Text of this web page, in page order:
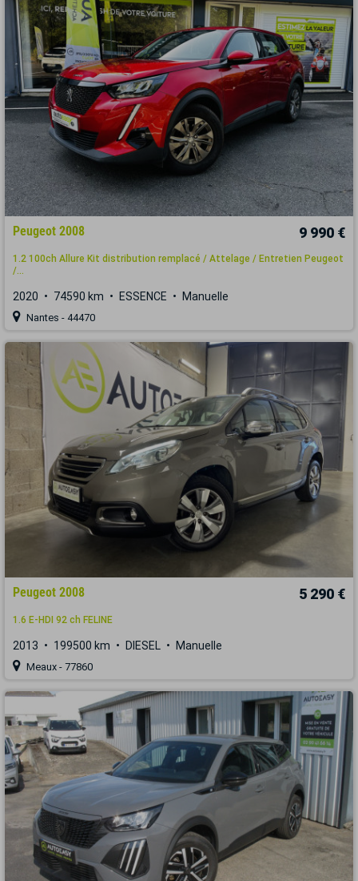
Peugeot 2008 9 990 €
1.2 100ch Allure Kit distribution remplacé / Attelage / Entretien Peugeot
/...
2020 74590 km ESSENCE Manuelle
Nantes - 44470
Peugeot 2008 5 290 €
1.6 E-HDI 92 ch FELINE
2013 199500 km DIESEL Manuelle
Meaux - 77860